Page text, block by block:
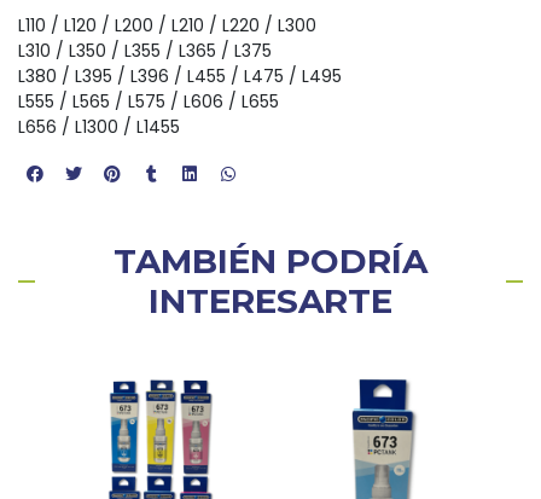
L110 / L120 / L200 / L210 / L220 / L300
L310 / L350 / L355 / L365 / L375
L380 / L395 / L396 / L455 / L475 / L495
L555 / L565 / L575 / L606 / L655
L656 / L1300 / L1455
TAMBIÉN PODRÍA
INTERESARTE